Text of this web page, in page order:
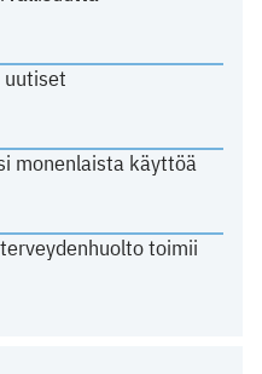
monenlaista käyttöä
toimii